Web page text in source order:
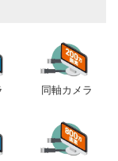
同軸カメラ